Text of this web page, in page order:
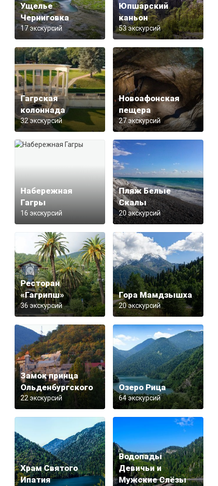
Ущелье
Черниговка
17 экскурсий
Юпшарский
каньон
53 экскурсий
Гагрская
колоннада
32 экскурсий
Новоафонская
пещера
27 экскурсий
Набережная
Гагры
16 экскурсий
Пляж Белые
Скалы
20 экскурсий
Ресторан
«Гагрипш»
36 экскурсий
Гора Мамдзышха
20 экскурсий
Замок принца
Ольденбургского
22 экскурсий
Озеро Рица
64 экскурсий
Храм Святого
Ипатия
Водопады
Девичьи и
Мужские Слёзы